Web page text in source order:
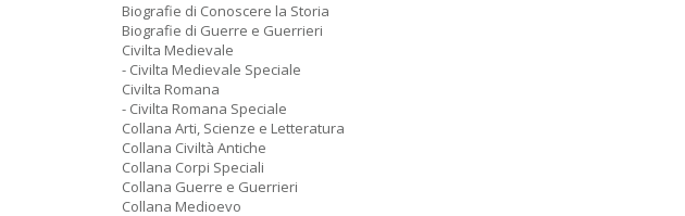
Biografie di Conoscere la Storia
Biografie di Guerre e Guerrieri
Civilta Medievale
- Civilta Medievale Speciale
Civilta Romana
- Civilta Romana Speciale
Collana Arti, Scienze e Letteratura
Collana Civiltà Antiche
Collana Corpi Speciali
Collana Guerre e Guerrieri
Collana Medioevo